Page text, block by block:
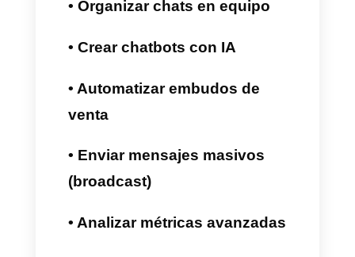
realizar múltiples acciones
como atención al cliente,
estadísticas, chatbots y mucho
WhatsApp Business. Ahora,